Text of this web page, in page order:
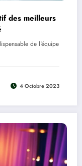
des meilleurs
de l'équipe
4 Octobre 2023